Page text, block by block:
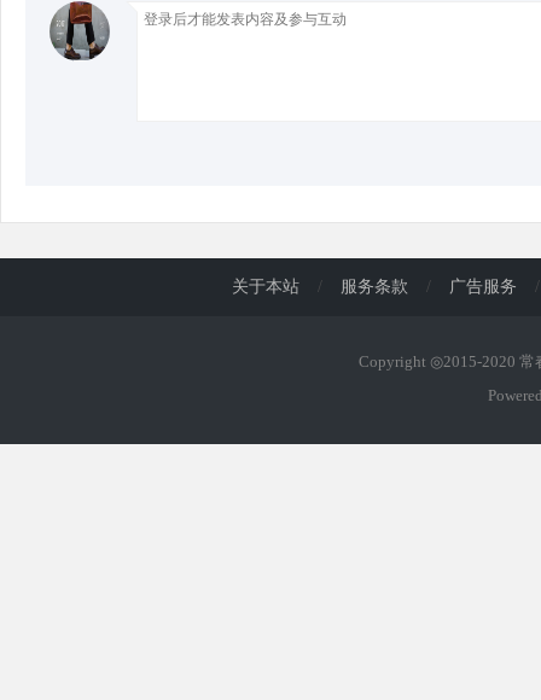
关于本站 / 服务条款 / 广告服务 /
Copyright ◎2015-2020 常